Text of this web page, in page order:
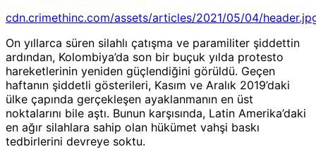
cdn.crimethinc.com/assets/articles/2021/05/04/
On yıllarca süren silahlı çatışma ve paramiliter şiddettin
ardından, Kolombiya’da son bir buçuk yılda protesto
hareketlerinin yeniden güçlendiğini görüldü. Geçen
haftanın şiddetli gösterileri, Kasım ve Aralık 2019’daki
ülke çapında gerçekleşen ayaklanmanın en üst
noktalarını bile aştı. Bunun karşısında, Latin Amerika’daki
en ağır silahlara sahip olan hükümet vahşi baskı
tedbirlerini devreye soktu.